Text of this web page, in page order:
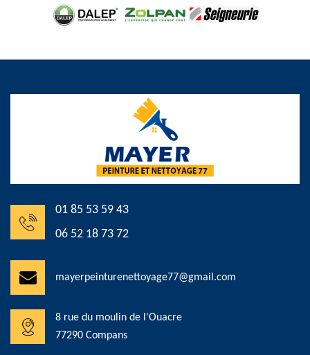
01 85 53 59 43
06 52 18 73 72
mayerpeinturenettoyage77@gmail.com
8 rue du moulin de l'Ouacre
77290 Compans